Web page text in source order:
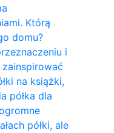
Którą
domu?
i
na książki,
półka dla
półki, ale